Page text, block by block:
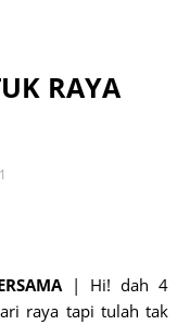
RAYA
| Hi! dah 4
raya tapi tulah tak